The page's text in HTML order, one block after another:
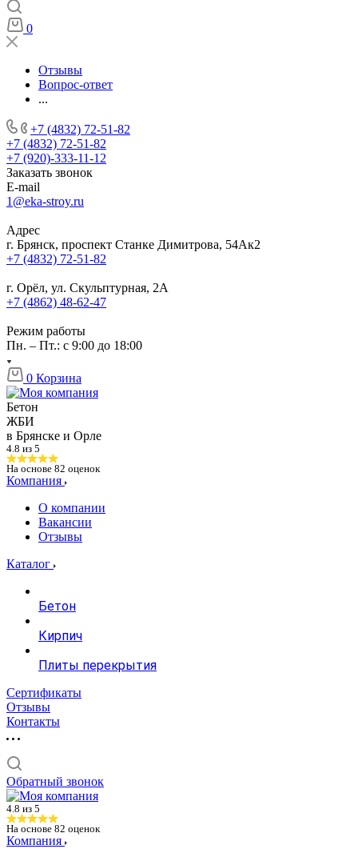
0
Отзывы
Вопрос-ответ
...
+7 (4832) 72-51-82
+7 (4832) 72-51-82
+7 (920)-333-11-12
Заказать звонок
E-mail
1@eka-stroy.ru
Адрес
г. Брянск, проспект Станке Димитрова, 54Ак2
+7 (4832) 72-51-82
г. Орёл, ул. Скульптурная, 2А
+7 (4862) 48-62-47
Режим работы
Пн. – Пт.: с 9:00 до 18:00
0 Корзина
Бетон
ЖБИ
в Брянске и Орле
4.8 из 5
На основе 82 оценок
Компания
О компании
Вакансии
Отзывы
Каталог
Бетон
Кирпич
Плиты перекрытия
Сертификаты
Отзывы
Контакты
Обратный звонок
4.8 из 5
На основе 82 оценок
Компания